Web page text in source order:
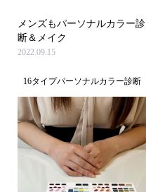
メンズもパーソナルカラー診
断＆メイク
2022.09.15
16タイプパーソナルカラー診断